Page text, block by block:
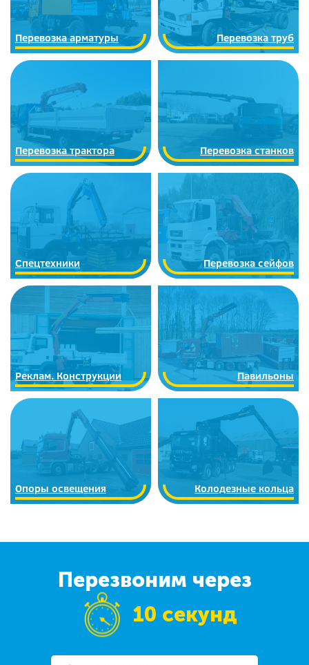
Перевозка арматуры Перевозка труб
Перевозка трактора Перевозка станков
Спецтехники Перевозка сейфов
Реклам. Конструкции Павильоны
Опоры освещения Колодезные кольца
Перезвоним через
10 секунд